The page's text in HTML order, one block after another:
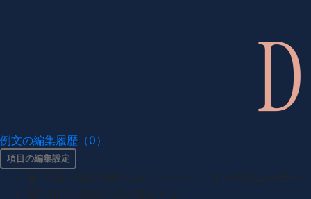
例文の編集履歴（0）
項目の編集設定